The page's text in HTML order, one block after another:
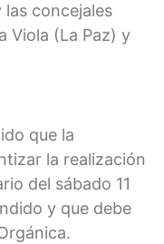
concejales
Viola (La Paz) y
que la
la realización
del sábado 11
y que debe